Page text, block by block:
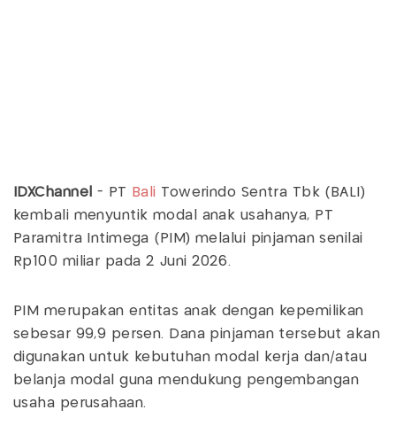
IDXChannel - PT Bali Towerindo Sentra Tbk (BALI)
kembali menyuntik modal anak usahanya, PT
Paramitra Intimega (PIM) melalui pinjaman senilai
Rp100 miliar pada 2 Juni 2026.
PIM merupakan entitas anak dengan kepemilikan
sebesar 99,9 persen. Dana pinjaman tersebut akan
digunakan untuk kebutuhan modal kerja dan/atau
belanja modal guna mendukung pengembangan
usaha perusahaan.